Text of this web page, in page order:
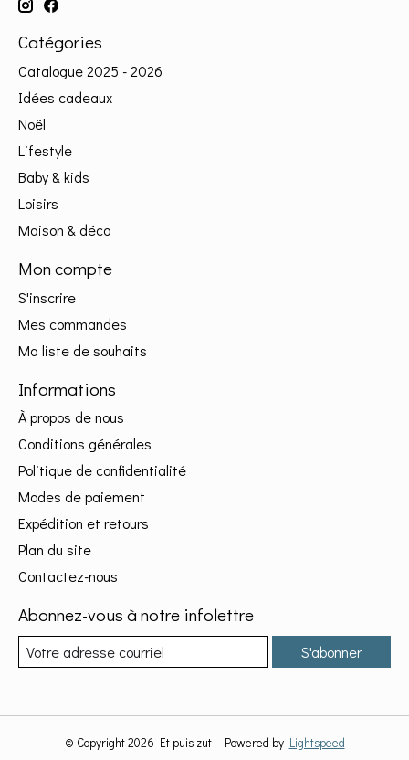
Catégories
Catalogue 2025 - 2026
Idées cadeaux
Noël
Lifestyle
Baby & kids
Loisirs
Maison & déco
Mon compte
S'inscrire
Mes commandes
Ma liste de souhaits
Informations
À propos de nous
Conditions générales
Politique de confidentialité
Modes de paiement
Expédition et retours
Plan du site
Contactez-nous
Abonnez-vous à notre infolettre
S'abonner
© Copyright 2026 Et puis zut - Powered by Lightspeed